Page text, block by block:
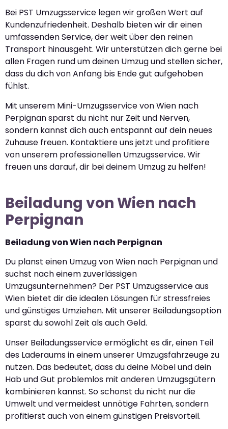
Bei PST Umzugsservice legen wir großen Wert auf
Kundenzufriedenheit. Deshalb bieten wir dir einen
umfassenden Service, der weit über den reinen
Transport hinausgeht. Wir unterstützen dich gerne bei
allen Fragen rund um deinen Umzug und stellen sicher,
dass du dich von Anfang bis Ende gut aufgehoben
fühlst.
Mit unserem Mini-Umzugsservice von Wien nach
Perpignan sparst du nicht nur Zeit und Nerven,
sondern kannst dich auch entspannt auf dein neues
Zuhause freuen. Kontaktiere uns jetzt und profitiere
von unserem professionellen Umzugsservice. Wir
freuen uns darauf, dir bei deinem Umzug zu helfen!
Beiladung von Wien nach
Perpignan
Beiladung von Wien nach Perpignan
Du planst einen Umzug von Wien nach Perpignan und
suchst nach einem zuverlässigen
Umzugsunternehmen? Der PST Umzugsservice aus
Wien bietet dir die idealen Lösungen für stressfreies
und günstiges Umziehen. Mit unserer Beiladungsoption
sparst du sowohl Zeit als auch Geld.
Unser Beiladungsservice ermöglicht es dir, einen Teil
des Laderaums in einem unserer Umzugsfahrzeuge zu
nutzen. Das bedeutet, dass du deine Möbel und dein
Hab und Gut problemlos mit anderen Umzugsgütern
kombinieren kannst. So schonst du nicht nur die
Umwelt und vermeidest unnötige Fahrten, sondern
profitierst auch von einem günstigen Preisvorteil.